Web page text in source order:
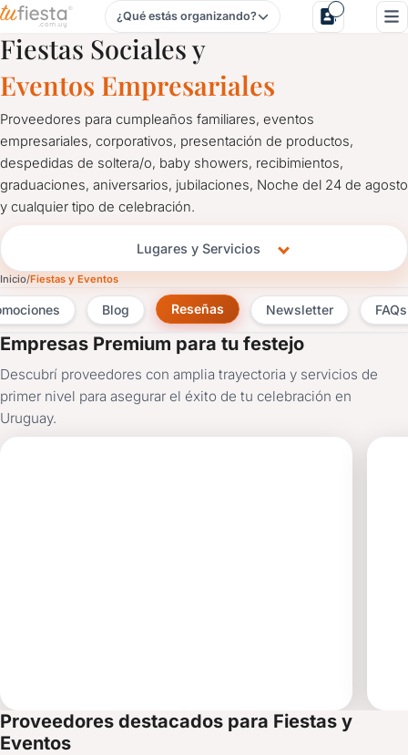
Salones y Servicios para Eventos
¿Qué estás organizando?
Fiestas Sociales y
Eventos Empresariales
Proveedores para cumpleaños familiares, eventos
empresariales, corporativos, presentación de productos,
despedidas de soltera/o, baby showers, recibimientos,
graduaciones, aniversarios, jubilaciones, Noche del 24 de agosto
y cualquier tipo de celebración.
Lugares y Servicios
Inicio Fiestas y Eventos
Blog Reseñas Newsletter FAQs
Empresas Premium para tu festejo
Descubrí proveedores con amplia trayectoria y servicios de
primer nivel para asegurar el éxito de tu celebración en
Uruguay.
Proveedores destacados para Fiestas y
Eventos